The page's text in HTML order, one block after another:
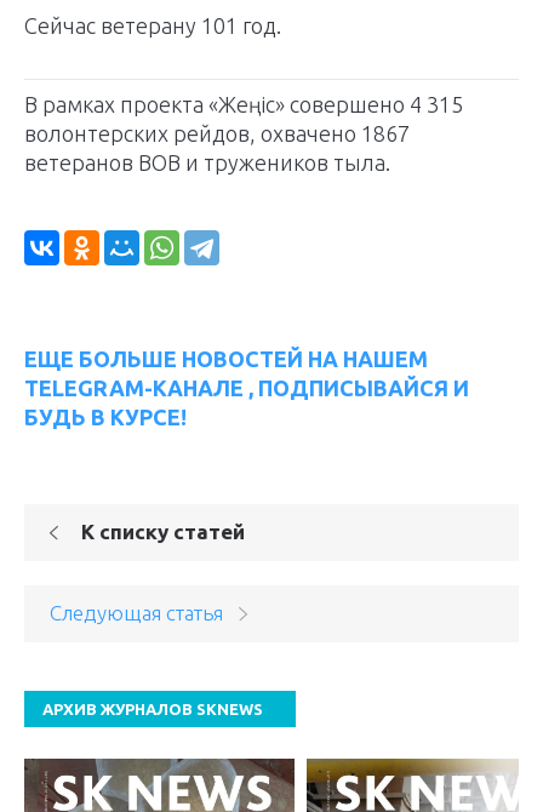
Сейчас ветерану 101 год.
В рамках проекта «Жеңіс» совершено 4 315
волонтерских рейдов, охвачено 1867
ветеранов ВОВ и тружеников тыла.
ЕЩЕ БОЛЬШЕ НОВОСТЕЙ НА НАШЕМ
TELEGRAM-КАНАЛЕ , ПОДПИСЫВАЙСЯ И
БУДЬ В КУРСЕ!
К списку статей
Следующая статья
АРХИВ ЖУРНАЛОВ SKNEWS